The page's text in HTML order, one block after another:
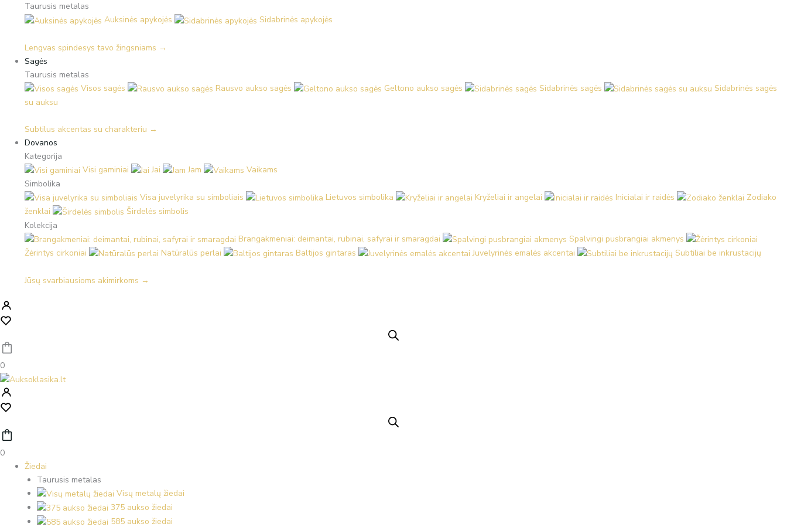
Taurusis metalas
Auksinės apykojės
Sidabrinės apykojės
Lengvas spindesys tavo žingsniams →
Sagės
Taurusis metalas
Visos sagės
Rausvo aukso sagės Geltono aukso sagės Sidabrinės sagės
Sidabrinės sagės
su auksu
Subtilus akcentas su charakteriu →
Dovanos
Kategorija
Visi gaminiai
Jai Jam
Vaikams
Simbolika
Visa juvelyrika su simboliais
Lietuvos simbolika Kryželiai ir angelai Inicialai ir raidės
Zodiako
ženklai
Širdelės simbolis
Kolekcija
Brangakmeniai: deimantai, rubinai, safyrai ir smaragdai
Spalvingi pusbrangiai akmenys
Žėrintys cirkoniai
Natūralūs perlai Baltijos gintaras Juvelyrinės emalės akcentai Subtiliai be inkrustacijų
Jūsų svarbiausioms akimirkoms →
0
0
Žiedai
Taurusis metalas
Visų metalų žiedai
375 aukso žiedai
585 aukso žiedai